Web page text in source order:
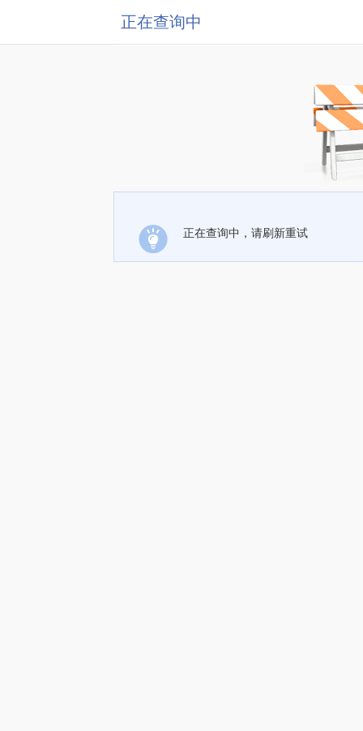
正在查询中
正在查询中，请刷新重试